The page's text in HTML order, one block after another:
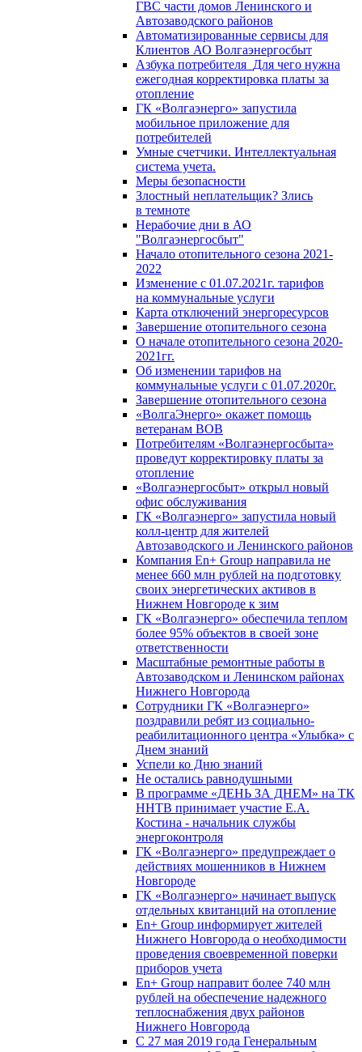
ГВС части домов Ленинского и
Автозаводского районов
Автоматизированные сервисы для
Клиентов АО Волгаэнергосбыт
Азбука потребителя_Для чего нужна
ежегодная корректировка платы за
отопление
ГК «Волгаэнерго» запустила
мобильное приложение для
потребителей
Умные счетчики. Интеллектуальная
система учета.
Меры безопасности
Злостный неплательщик? Злись
в темноте
Нерабочие дни в АО
"Волгаэнергосбыт"
Начало отопительного сезона 2021-
2022
Изменение с 01.07.2021г. тарифов
на коммунальные услуги
Карта отключений энергоресурсов
Завершение отопительного сезона
О начале отопительного сезона 2020-
2021гг.
Об изменении тарифов на
коммунальные услуги с 01.07.2020г.
Завершение отопительного сезона
«ВолгаЭнерго» окажет помощь
ветеранам ВОВ
Потребителям «Волгаэнергосбыта»
проведут корректировку платы за
отопление
«Волгаэнергосбыт» открыл новый
офис обслуживания
ГК «Волгаэнерго» запустила новый
колл-центр для жителей
Автозаводского и Ленинского районов
Компания En+ Group направила не
менее 660 млн рублей на подготовку
своих энергетических активов в
Нижнем Новгороде к зим
ГК «Волгаэнерго» обеспечила теплом
более 95% объектов в своей зоне
ответственности
Масштабные ремонтные работы в
Автозаводском и Ленинском районах
Нижнего Новгорода
Сотрудники ГК «Волгаэнерго»
поздравили ребят из социально-
реабилитационного центра «Улыбка» с
Днем знаний
Успели ко Дню знаний
Не остались равнодушными
В программе «ДЕНЬ ЗА ДНЕМ» на ТК
ННТВ принимает участие Е.А.
Костина - начальник службы
энергоконтроля
ГК «Волгаэнерго» предупреждает о
действиях мошенников в Нижнем
Новгороде
ГК «Волгаэнерго» начинает выпуск
отдельных квитанций на отопление
En+ Group информирует жителей
Нижнего Новгорода о необходимости
проведения своевременной поверки
приборов учета
En+ Group направит более 740 млн
рублей на обеспечение надежного
теплоснабжения двух районов
Нижнего Новгорода
С 27 мая 2019 года Генеральным